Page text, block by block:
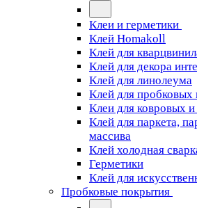
Клеи и герметики
Клей Homakoll
Клей для
Клей для декора
Клей для линолеума
Клей для пробковых
Клеи для ковровых
Клей для паркета,
массива
Клей холодная
Герметики
Клей для
Пробковые покрытия